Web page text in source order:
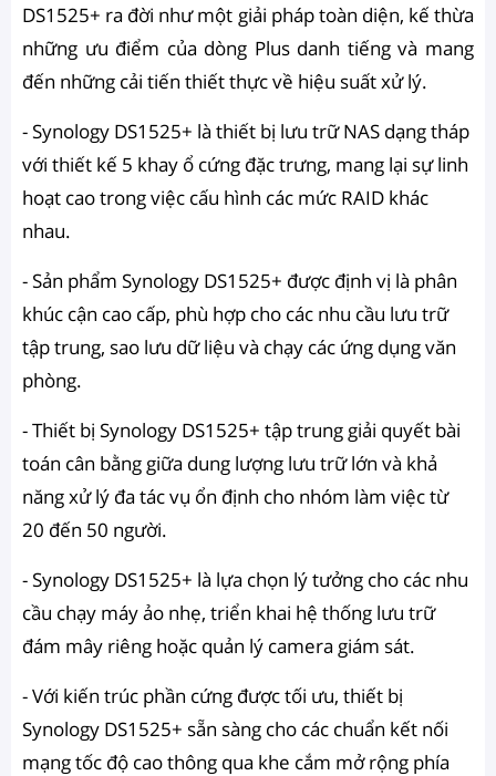
DS1525+ ra đời như một giải pháp toàn diện, kế thừa
những ưu điểm của dòng Plus danh tiếng và mang
đến những cải tiến thiết thực về hiệu suất xử lý.
- Synology DS1525+ là thiết bị lưu trữ NAS dạng tháp
với thiết kế 5 khay ổ cứng đặc trưng, mang lại sự linh
hoạt cao trong việc cấu hình các mức RAID khác
nhau.
- Sản phẩm Synology DS1525+ được định vị là phân
khúc cận cao cấp, phù hợp cho các nhu cầu lưu trữ
tập trung, sao lưu dữ liệu và chạy các ứng dụng văn
phòng.
- Thiết bị Synology DS1525+ tập trung giải quyết bài
toán cân bằng giữa dung lượng lưu trữ lớn và khả
năng xử lý đa tác vụ ổn định cho nhóm làm việc từ
20 đến 50 người.
- Synology DS1525+ là lựa chọn lý tưởng cho các nhu
cầu chạy máy ảo nhẹ, triển khai hệ thống lưu trữ
đám mây riêng hoặc quản lý camera giám sát.
- Với kiến trúc phần cứng được tối ưu, thiết bị
Synology DS1525+ sẵn sàng cho các chuẩn kết nối
mạng tốc độ cao thông qua khe cắm mở rộng phía